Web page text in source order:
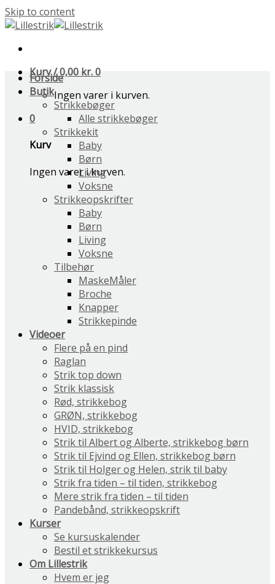
Skip to content
Kurv /0,00 kr.0
Ingen varer i kurven.
0
Kurv
Ingen varer i kurven.
Forside
Butik
Strikkebøger
Alle strikkebøger
Strikkekit
Baby
Børn
Living
Voksne
Strikkeopskrifter
Baby
Børn
Living
Voksne
Tilbehør
MaskeMåler
Broche
Knapper
Strikkepinde
Videoer
Flere på en pind
Raglan
Strik top down
Strik klassisk
Rød, strikkebog
GRØN, strikkebog
HVID, strikkebog
Strik til Albert og Alberte, strikkebog børn
Strik til Ejvind og Ellen, strikkebog børn
Strik til Holger og Helen, strik til baby
Strik fra tiden – til tiden, strikkebog
Mere strik fra tiden – til tiden
Pandebånd, strikkeopskrift
Kurser
Se kursuskalender
Bestil et strikkekursus
Om Lillestrik
Hvem er jeg